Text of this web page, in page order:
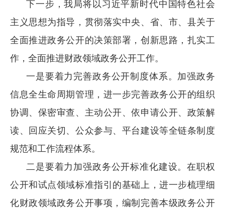
下一步，我局将以习近平新时代中国特色社会
主义思想为指导，贯彻落实中央、省、市、县关于
全面推进政务公开的决策部署，创新思路，扎实工
作，全面推进财政领域政务公开工作。
一是要着力完善政务公开制度体系。加强政务
信息全生命周期管理，进一步完善政务公开的组织
协调、保密审查、主动公开、依申请公开、政策解
读、回应关切、公众参与、平台建设等全链条制度
规范和工作流程体系。
二是要着力加强政务公开标准化建设。在职权
公开和试点领域标准指引的基础上，进一步梳理细
化财政领域政务公开事项，编制完善本级政务公开